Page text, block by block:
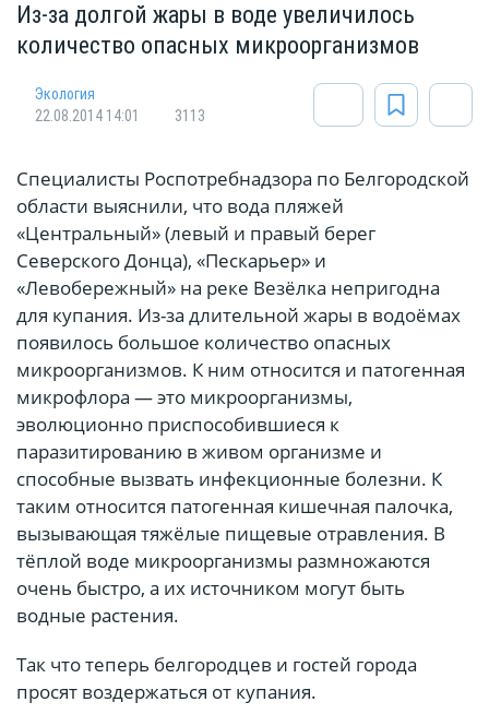
Из-за долгой жары в воде увеличилось
количество опасных микроорганизмов
Экология
22.08.2014 14:01
3113
Специалисты Роспотребнадзора по Белгородской
области выяснили, что вода пляжей
«Центральный» (левый и правый берег
Северского Донца), «Пескарьер» и
«Левобережный» на реке Везёлка непригодна
для купания. Из-за длительной жары в водоёмах
появилось большое количество опасных
микроорганизмов. К ним относится и патогенная
микрофлора — это микроорганизмы,
эволюционно приспособившиеся к
паразитированию в живом организме и
способные вызвать инфекционные болезни. К
таким относится патогенная кишечная палочка,
вызывающая тяжёлые пищевые отравления. В
тёплой воде микроорганизмы размножаются
очень быстро, а их источником могут быть
водные растения.
Так что теперь белгородцев и гостей города
просят воздержаться от купания.